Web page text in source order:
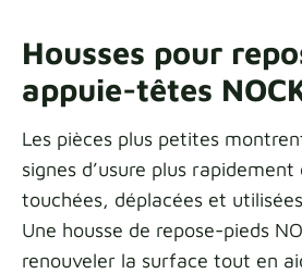
Housses pour
appuie-têtes
Les pièces plus petites
signes d’usure plus
touchées, déplacées et
Une housse de repose-pieds
renouveler la surface tout en